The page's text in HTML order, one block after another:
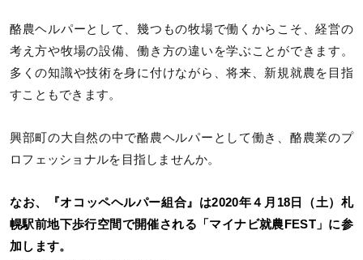
酪農ヘルパーとして、幾つもの牧場で働くからこそ、経営の
考え方や牧場の設備、働き方の違いを学ぶことができます。
多くの知識や技術を身に付けながら、将来、新規就農を目指
すこともできます。
興部町の大自然の中で酪農ヘルパーとして働き、酪農業のプ
ロフェッショナルを目指しませんか。
なお、『オコッペヘルパー組合』は2020年４月18日（土）札
幌駅前地下歩行空間で開催される「マイナビ就農FEST」に参
加します。